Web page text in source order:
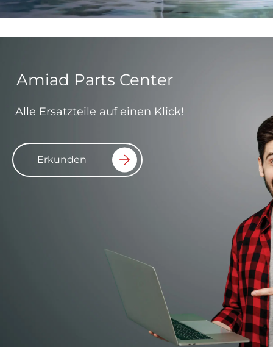
Amiad Parts Center
Alle Ersatzteile auf einen Klick!
Erkunden